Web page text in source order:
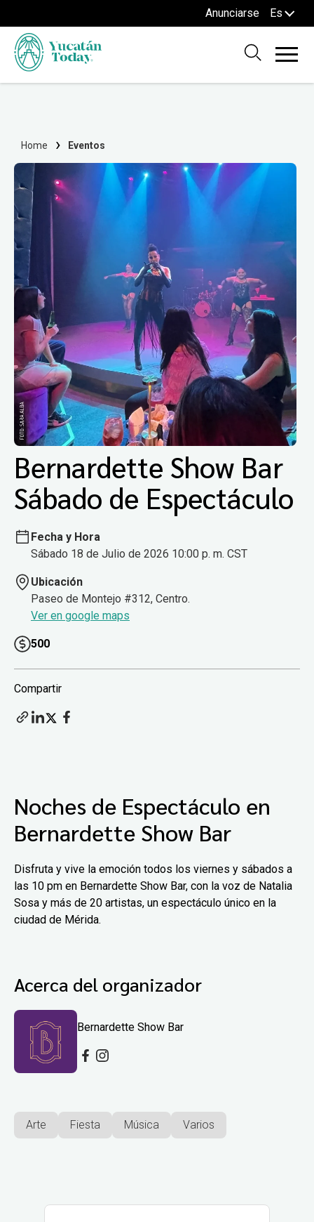
Anunciarse Es
Home Eventos
Bernardette Show Bar
Sábado de Espectáculo
Fecha y Hora
Sábado 18 de Julio de 2026 10:00 p. m. CST
Ubicación
Paseo de Montejo #312, Centro.
Ver en google maps
500
Compartir
Noches de Espectáculo en
Bernardette Show Bar
Disfruta y vive la emoción todos los viernes y sábados a
las 10 pm en Bernardette Show Bar, con la voz de Natalia
Sosa y más de 20 artistas, un espectáculo único en la
ciudad de Mérida.
Acerca del organizador
Bernardette Show Bar
Arte Fiesta Música Varios